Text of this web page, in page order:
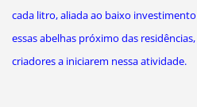
cada litro, aliada ao baixo
essas abelhas próximo das
criadores a iniciarem nessa atividade.